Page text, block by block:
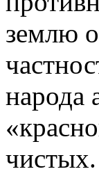
землю
народа
чистых.